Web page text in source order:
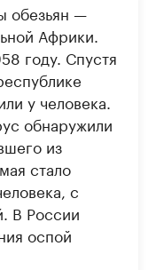
обезьян —
Африки.
году. Спустя
у человека.
обнаружили
из
стало
с
В России
оспой